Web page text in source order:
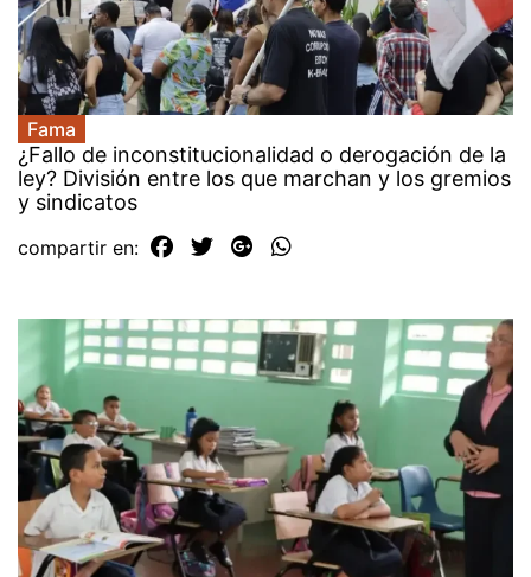
Fama
¿Fallo de inconstitucionalidad o derogación de la
ley? División entre los que marchan y los gremios
y sindicatos
compartir en: